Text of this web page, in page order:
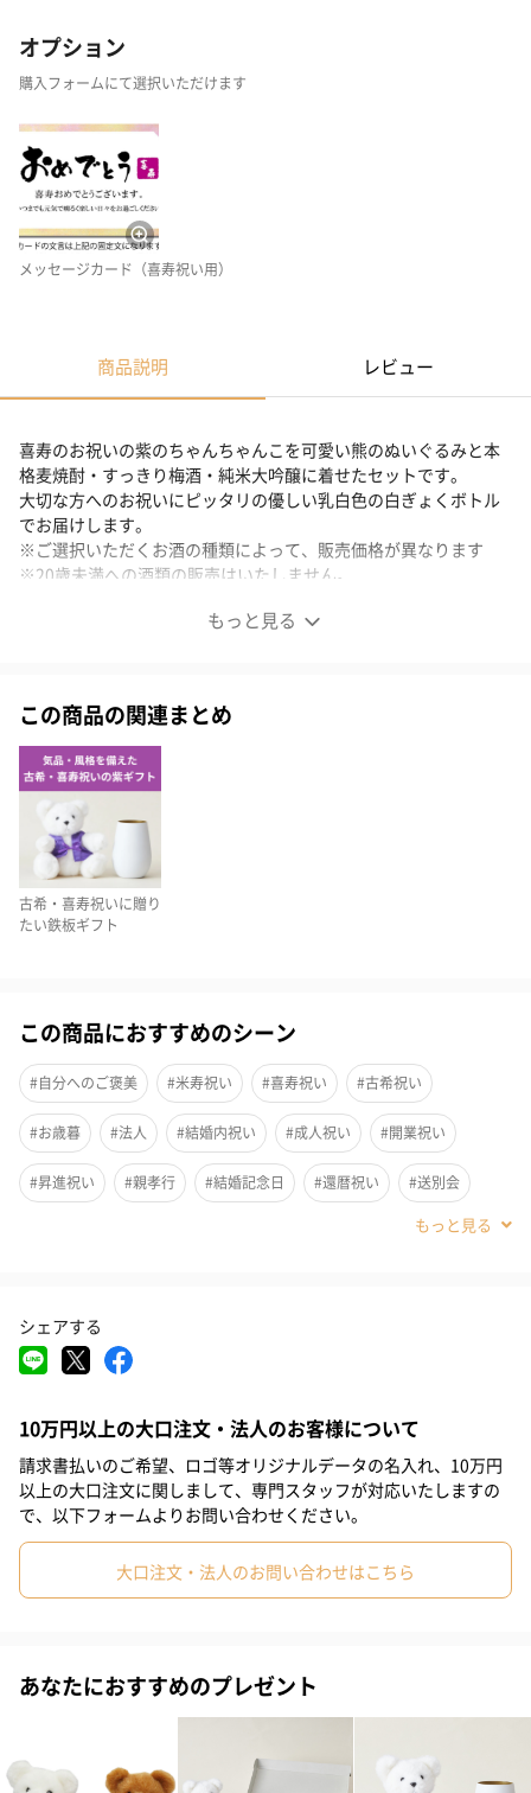
オプション
購入フォームにて選択いただけます
メッセージカード（喜寿祝い用）
商品説明 レビュー
もっと見る
喜寿のお祝いの紫のちゃんちゃんこを可愛い熊のぬいぐるみと本
格麦焼酎・すっきり梅酒・純米大吟醸に着せたセットです。
大切な方へのお祝いにピッタリの優しい乳白色の白ぎょくボトル
でお届けします。
※ご選択いただくお酒の種類によって、販売価格が異なります
※20歳未満への酒類の販売はいたしません。
紫のちゃんちゃんこを着た喜寿ベアと白いガラスボトルの
可愛い熊のぬいぐるみとボトルに着せたちゃんちゃんこ酒
のセット
喜寿のお祝いの紫のちゃんちゃんこを可愛い熊のぬいぐるみと
お酒に着せたセットです。
お酒は麦焼酎、梅酒、日本酒からお選びいただけます。
どのお酒も大切な方へのお祝いにピッタリの優しい乳白色の白ぎ
ょくボトルでお届けします。
お酒は3種類からお選びいただけます
熊本の老舗焼酎蔵が作る本格麦焼酎
原料の大麦を厳選した国産100%にこだわり、麦本来の特徴を活か
した純麦焼酎です。
仕込みのお米の給水時間を通常より長く行い、焼酎の粗さを抑え
麦焼酎です。
※熊本国税局酒類鑑評会において優等賞を多数の受賞歴あり。
熊本の老舗焼酎蔵が作る本格米焼酎ベースの梅酒
熊本県人吉球磨産の梅の実を使い、透明感のあるすっきりとした
本格球磨焼酎にじっくり漬け込んで、まろやかに仕上げました。
地元の家庭で昔から造られていた懐かしい味を、球磨焼酎の蔵元
金賞受賞酒）
この商品の関連まとめ
古希・喜寿祝いに贈り
たい鉄板ギフト
この商品におすすめのシーン
#自分へのご褒美 #米寿祝い #喜寿祝い #古希祝い
#お歳暮 #法人 #結婚内祝い #成人祝い #開業祝い
#昇進祝い #親孝行 #結婚記念日 #還暦祝い #送別会
#ホワイトデー
#パーティー
#母の日 #同僚男性
#取引先男性 #義母 #義父 #部下女性 #部下男性
#息子 #姉 #妹 #兄 #弟 #彼女 #同僚女性
#上司男性 #上司女性 #祖父 #祖母 #母親
#女性 #男性 #男友達 #女友達
#70代 #80代 #90代
シェアする
10万円以上の大口注文・法人のお客様について
請求書払いのご希望、ロゴ等オリジナルデータの名入れ、10万円
以上の大口注文に関しまして、専門スタッフが対応いたしますの
で、以下フォームよりお問い合わせください。
大口注文・法人のお問い合わせはこちら
あなたにおすすめのプレゼント